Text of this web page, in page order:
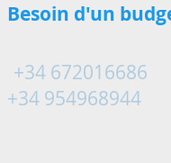
+34 672016686
Besoin d'un